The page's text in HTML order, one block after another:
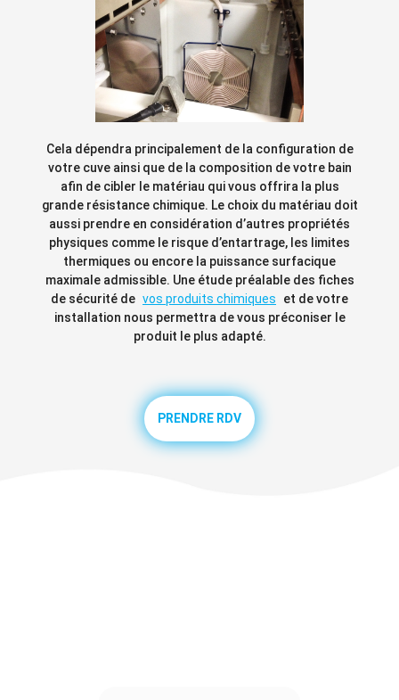
Cela dépendra principalement de la configuration de
votre cuve ainsi que de la composition de votre bain
afin de cibler le matériau qui vous offrira la plus
grande résistance chimique. Le choix du matériau doit
aussi prendre en considération d’autres propriétés
physiques comme le risque d’entartrage, les limites
thermiques ou encore la puissance surfacique
maximale admissible. Une étude préalable des fiches
de sécurité de vos produits chimiques
et de votre
installation nous permettra de vous préconiser le
produit le plus adapté.
PRENDRE RDV